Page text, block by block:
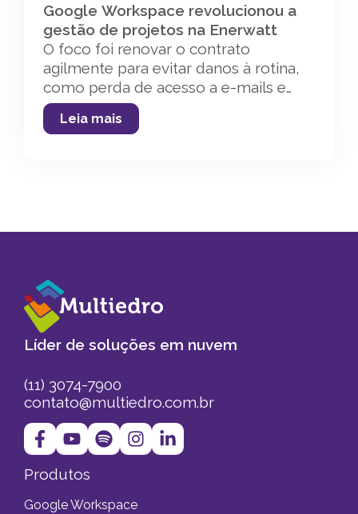
Google Workspace revolucionou a
gestão de projetos na Enerwatt
O foco foi renovar o contrato
agilmente para evitar danos à rotina,
como perda de acesso a e-mails e
arquivos. Avaliamos os impactos nos
custos e potenciais perdas de
Leia mais
Líder de soluções em nuvem
(11) 3074-7900
contato@multiedro.com.br
Produtos
Google Workspace